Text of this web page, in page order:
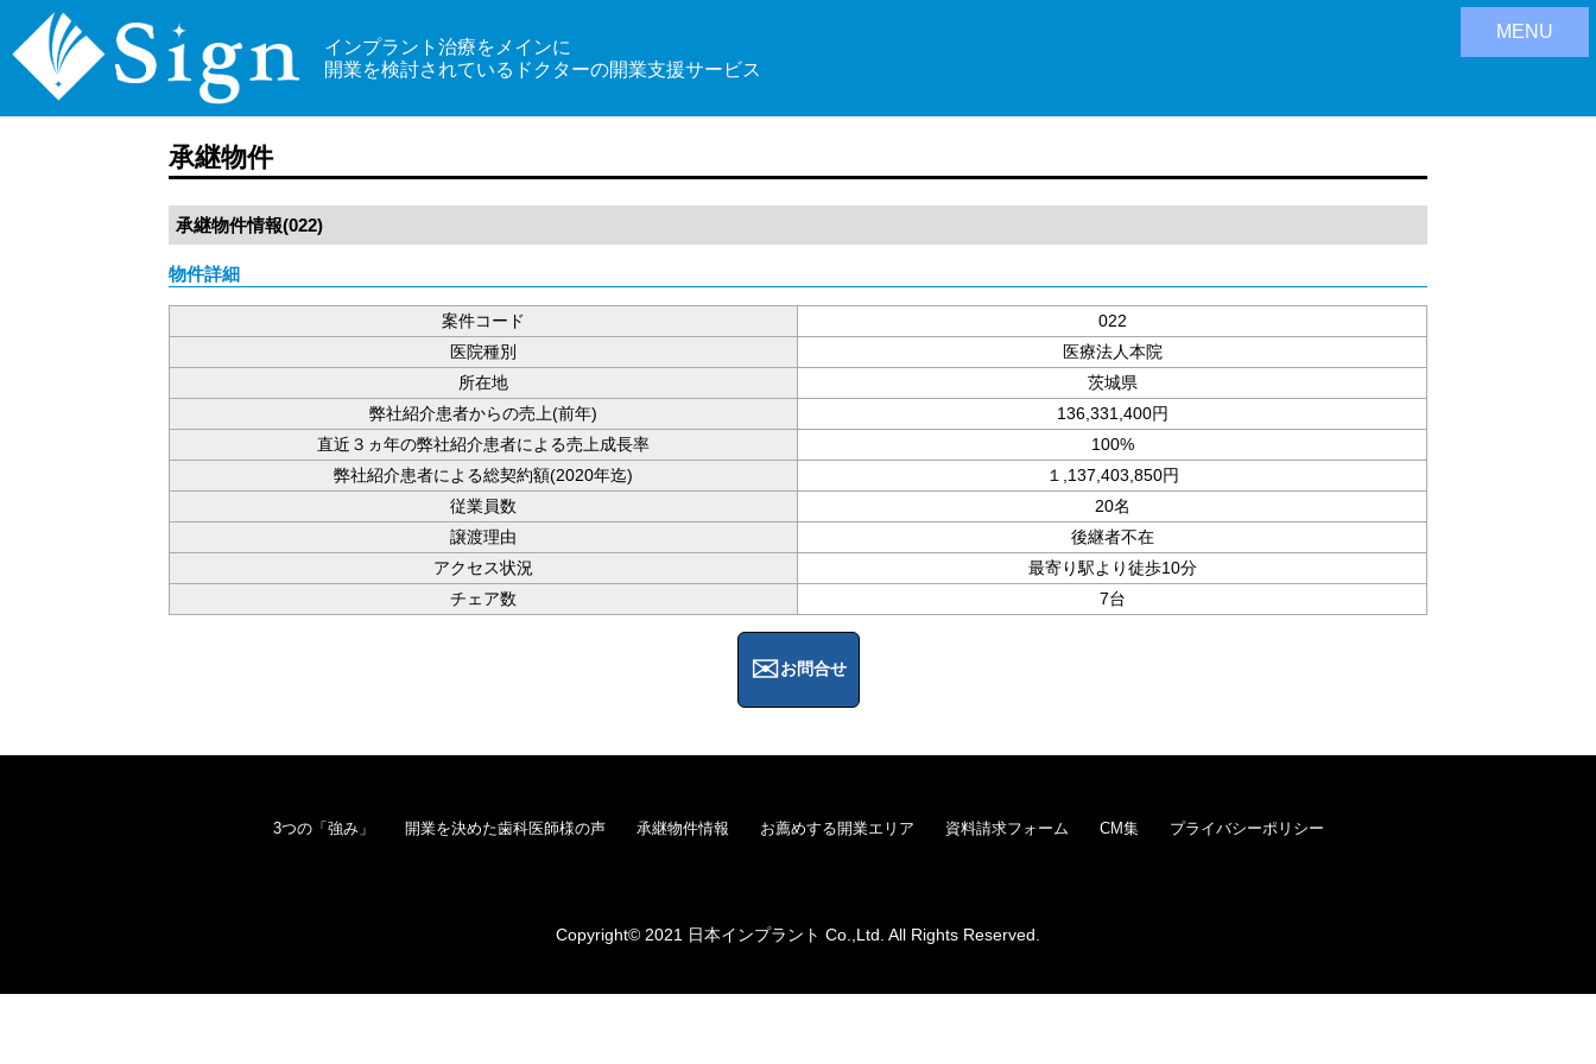
インプラント治療をメインに
開業を検討されているドクターの開業支援サービス
MENU
承継物件
承継物件情報(022)
物件詳細
案件コード
022
医院種別
医療法人本院
所在地
茨城県
弊社紹介患者からの売上(前年)
136,331,400円
直近３ヵ年の弊社紹介患者による売上成長率
100%
弊社紹介患者による総契約額(2020年迄)
１,137,403,850円
従業員数
20名
譲渡理由
後継者不在
アクセス状況
最寄り駅より徒歩10分
チェア数
7台
お問合せ
3つの「強み」 開業を決めた歯科医師様の声 承継物件情報 お薦めする開業エリア 資料請求フォーム CM集 プライバシーポリシー
Copyright© 2021 日本インプラント Co.,Ltd. All Rights Reserved.